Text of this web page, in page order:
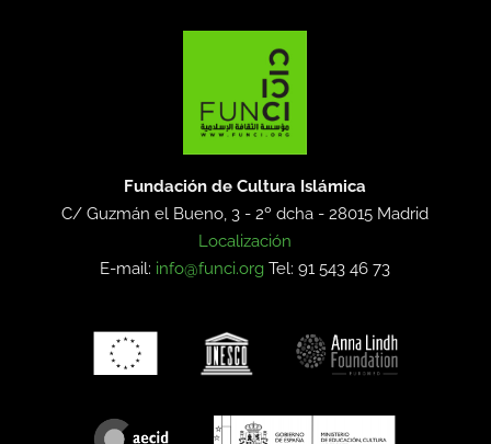
Fundación de Cultura Islámica
C/ Guzmán el Bueno, 3 - 2º dcha -28015 Madrid
Localización
E-mail: info@funci.org Tel: 91 543 46 73